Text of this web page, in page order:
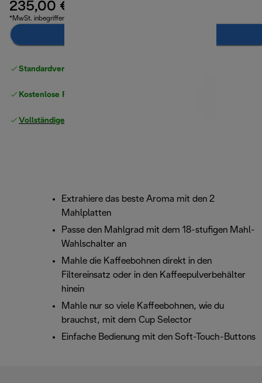
235,00 €
*MwSt. inbegriffen
Standardversand kostenlos
Kostenlose Rücksendungen
Vollständige Herstellergarantie
Extrahiere das beste Aroma mit den 2
Mahlplatten
Passe den Mahlgrad mit dem 18-stufigen Mahl-
Wahlschalter an
Mahle die Kaffeebohnen direkt in den
Filtereinsatz oder in den Kaffeepulverbehälter
hinein
Mahle nur so viele Kaffeebohnen, wie du
brauchst, mit dem Cup Selector
Einfache Bedienung mit den Soft-Touch-Buttons